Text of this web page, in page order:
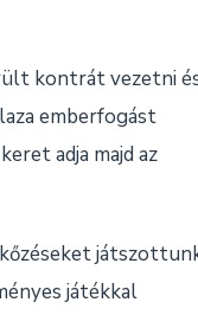
kontrát vezetni
emberfogást
adja majd az
játékkal